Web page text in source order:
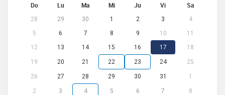
Do Lu Ma Mi Ju Vi Sa
28 29 30 1 2 3
4
5
6 7 8 9 10
11
12
13 14 15 16 17 18
19 20 21 22 23 24 25
26 27 28 29 30 31 1
2 3 4 5 6 7 8